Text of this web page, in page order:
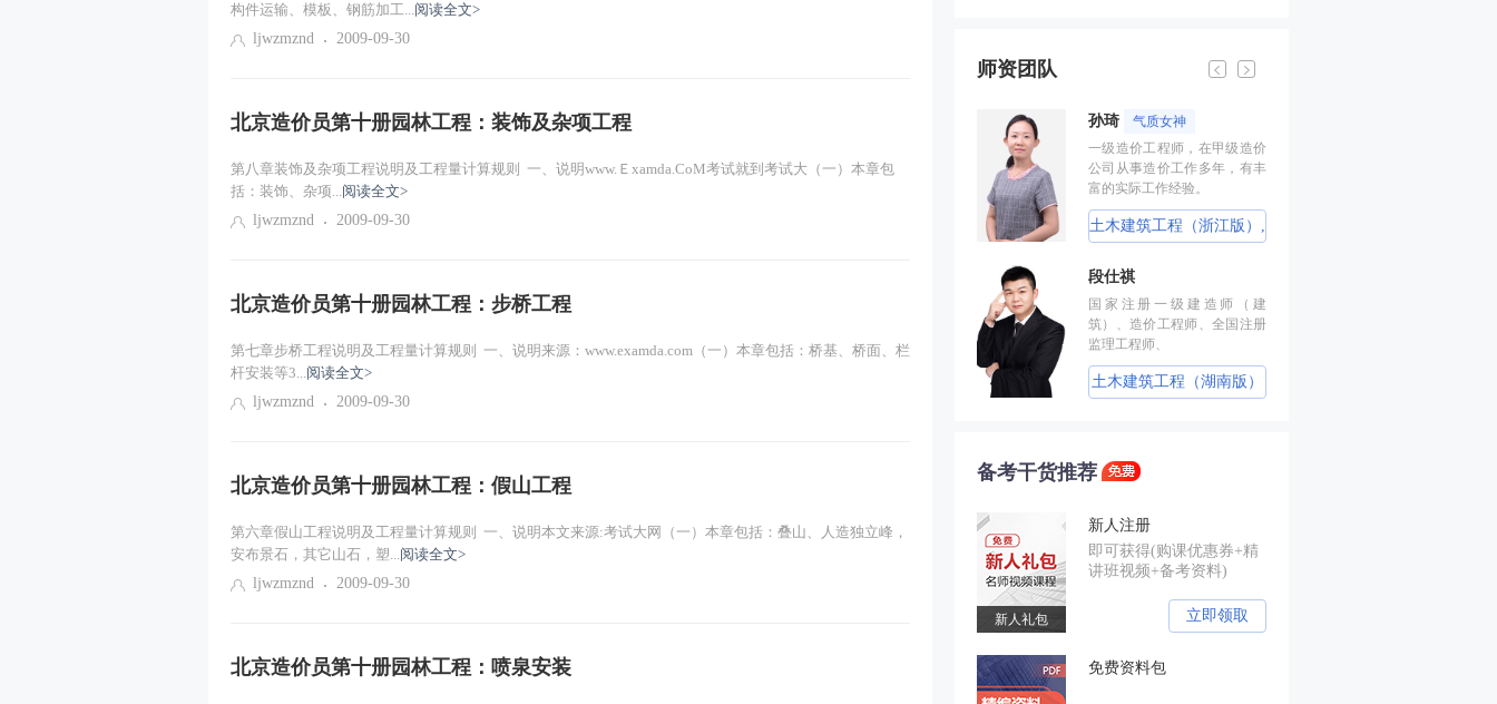
构件运输、模板、钢筋加工...阅读全文>
ljwzmznd
2009-09-30
北京造价员第十册园林工程：装饰及杂项工程
第八章装饰及杂项工程说明及工程量计算规则 一、说明www.Ｅxamda.CoM考试就到考试大（一）本章包
括：装饰、杂项...阅读全文>
ljwzmznd
2009-09-30
北京造价员第十册园林工程：步桥工程
第七章步桥工程说明及工程量计算规则 一、说明来源：www.examda.com（一）本章包括：桥基、桥面、栏
杆安装等3...阅读全文>
ljwzmznd
2009-09-30
北京造价员第十册园林工程：假山工程
第六章假山工程说明及工程量计算规则 一、说明本文来源:考试大网（一）本章包括：叠山、人造独立峰，
安布景石，其它山石，塑...阅读全文>
ljwzmznd
2009-09-30
北京造价员第十册园林工程：喷泉安装
师资团队
孙琦
气质女神
一级造价工程师，在甲级造价
公司从事造价工作多年，有丰
富的实际工作经验。
土木建筑工程（浙江版）,
段仕祺
国家注册一级建造师（建
筑）、造价工程师、全国注册
监理工程师、
土木建筑工程（湖南版）
备考干货推荐
新人礼包
新人注册
即可获得(购课优惠券+精
讲班视频+备考资料)
立即领取
免费资料包